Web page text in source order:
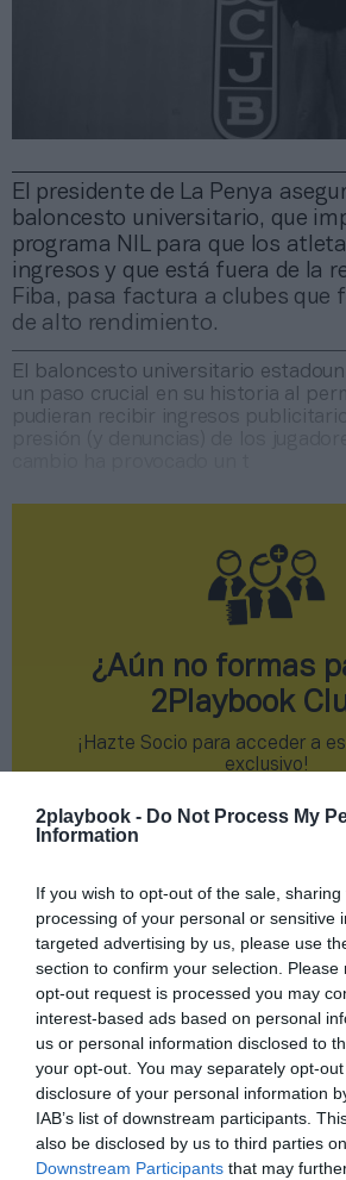
2playbook - Do Not Process My
Information
If you wish to opt-out of the sale,
processing of your personal or sensitive
targeted advertising by us, please use
section to confirm your selection.
opt-out request is processed you may
interest-based ads based on personal
us or personal information disclosed to
your opt-out. You may separately opt-
disclosure of your personal information
IAB’s list of downstream participants.
also be disclosed by us to third parties
Downstream Participants that may
Índex2P
Joventut
NCAA
El presidente de La Penya
baloncesto universitario, que
programa NIL para que los
ingresos y que está fuera de la
Fiba, pasa factura a clubes que
de alto rendimiento.
El baloncesto universitario
un paso crucial en su historia al
pudieran recibir ingresos
¿Aún no formas
2Playbook
¡Hazte Socio para acceder a
exclusivo!
¡Suscríbete!
Compartir